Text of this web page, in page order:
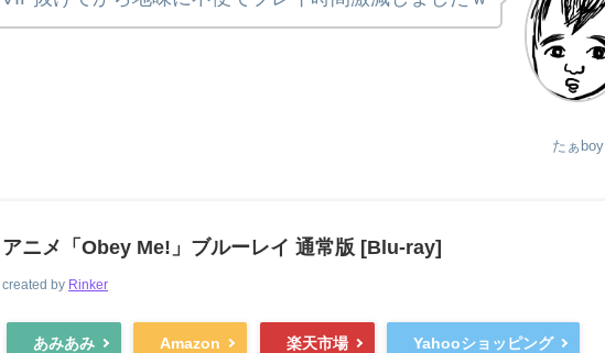
たぁboy
アニメ「Obey Me!」ブルーレイ 通常版 [Blu-ray]
created by Rinker
あみあみ Amazon 楽天市場 Yahooショッピング